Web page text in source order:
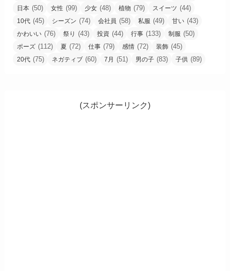
日本 (50) 女性 (99) 少女 (48) 植物 (79) スイーツ (44)
10代 (45) シーズン (74) 会社員 (58) 私服 (49) 甘い (43)
かわいい (76) 祭り (43) 投資 (44) 行事 (133) 制服 (50)
ポーズ (112) 夏 (72) 仕事 (79) 感情 (72) 装飾 (45)
20代 (75) ネガティブ (60) 7月 (51) 男の子 (83) 子供 (89)
(スポンサーリンク)